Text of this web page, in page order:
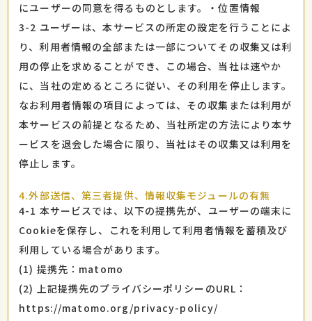
にユーザーの同意を得るものとします。・位置情報
3-2 ユーザーは、本サービスの所定の設定を行うことによ
り、利用者情報の全部または一部についてその収集又は利
用の停止を求めることができ、この場合、当社は速やか
に、当社の定めるところに従い、その利用を停止します。
なお利用者情報の項目によっては、その収集または利用が
本サービスの前提となるため、当社所定の方法により本サ
ービスを退会した場合に限り、当社はその収集又は利用を
停止します。
4.外部送信、第三者提供、情報収集モジュールの有無
4-1 本サービスでは、以下の提携先が、ユーザーの端末に
Cookieを保存し、これを利用して利用者情報を蓄積及び
利用している場合があります。
(1) 提携先：matomo
(2) 上記提携先のプライバシーポリシーのURL：
https://matomo.org/privacy-policy/